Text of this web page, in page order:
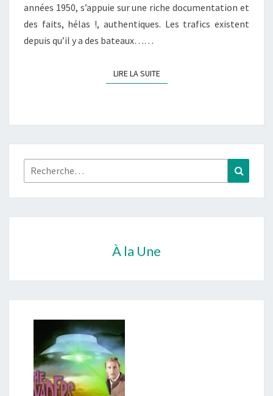
années 1950, s’appuie sur une riche documentation et
des faits, hélas !, authentiques. Les trafics existent
depuis qu’il y a des bateaux……
LIRE LA SUITELIRE LA SUITE
Rechercher :
À la Une